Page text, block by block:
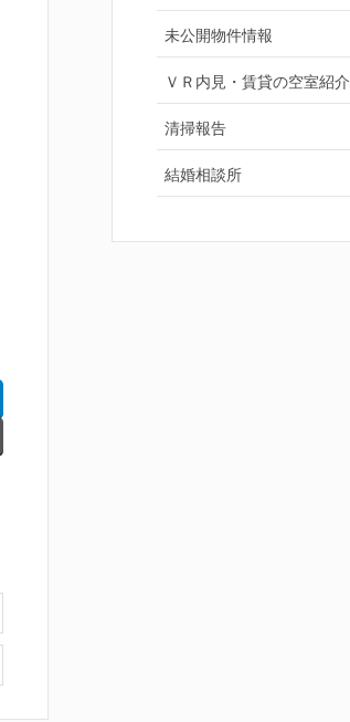
未公開物件情報
ＶＲ内見・賃貸の空室紹介
清掃報告
結婚相談所